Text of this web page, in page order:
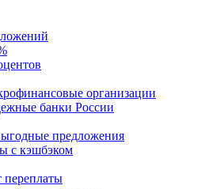
организации
банки России
предложения
с кэшбэком
переплаты